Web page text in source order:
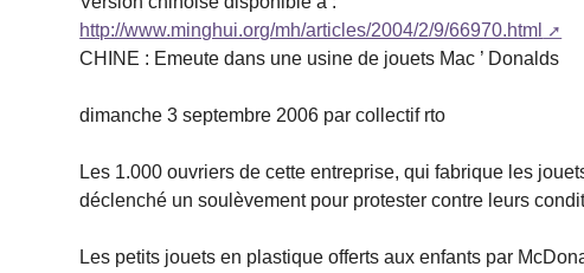
http://www.minghui.org/mh/articles/2004/2/9/66970.html
CHINE : Emeute dans une usine de jouets Mac ’ Donalds
dimanche 3 septembre 2006 par collectif rto
Les 1.000 ouvriers de cette entreprise, qui fabrique les
déclenché un soulèvement pour protester contre leurs
Les petits jouets en plastique offerts aux enfants par